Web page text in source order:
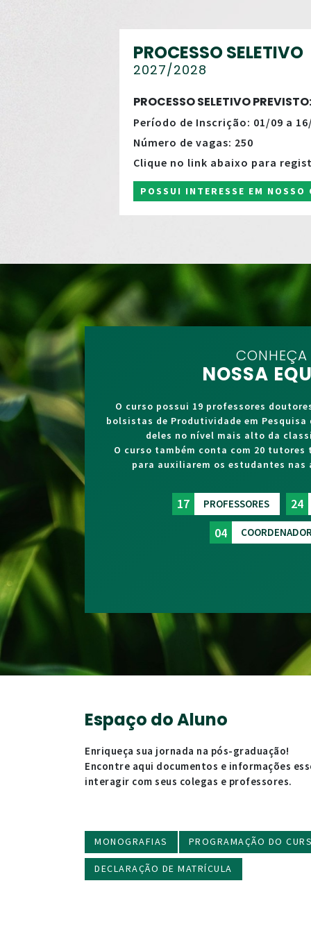
PROCESSO SELETIVO
2027/2028
PROCESSO SELETIVO PREVISTO:
Período de Inscrição: 01/09 a
Número de vagas: 250
Clique no link abaixo para
POSSUI INTERESSE EM NOSSO
CONHEÇA
NOSSA
O curso possui 19 professores
bolsistas de Produtividade em Pesquisa
deles no nível mais alto da
O curso também conta com 20
para auxiliarem os estudantes nas
17 PROFESSORES 24
04
Espaço do Aluno
Enriqueça sua jornada na pós-graduação!
Encontre aqui documentos e informações
interagir com seus colegas e professores.
MONOGRAFIAS PROGRAMAÇÃO DO
DECLARAÇÃO DE MATRÍCULA